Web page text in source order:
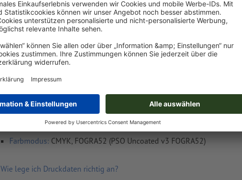
Druckdatenhinweise Sportbeutel Manaus
Bei farbigen Produkten kann die Basisfarbe (trotz weißem Unterdruck)
leicht durchscheinen. Optische Abweichungen sind möglich.
vierfarbig (CMYK) nach Euroskala
Farbmodus: CMYK, FOGRA52 (PSO Uncoated v3 FOGRA52)
Wie lege ich Druckdaten richtig an?